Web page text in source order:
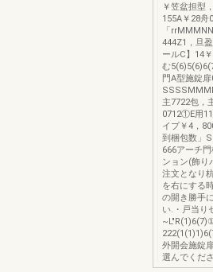
￥笠盆担型
155A￥28舟
「
444Z1，旦
ールC】14
む
門A型施錠
主7722包，
0712①E用
イプ￥4，
到梱包数」
666アーチ
ンョン(飾り
注文となり
を右にする
の開き勝手
い.・戸当り
外開会施錠
選んでくだ